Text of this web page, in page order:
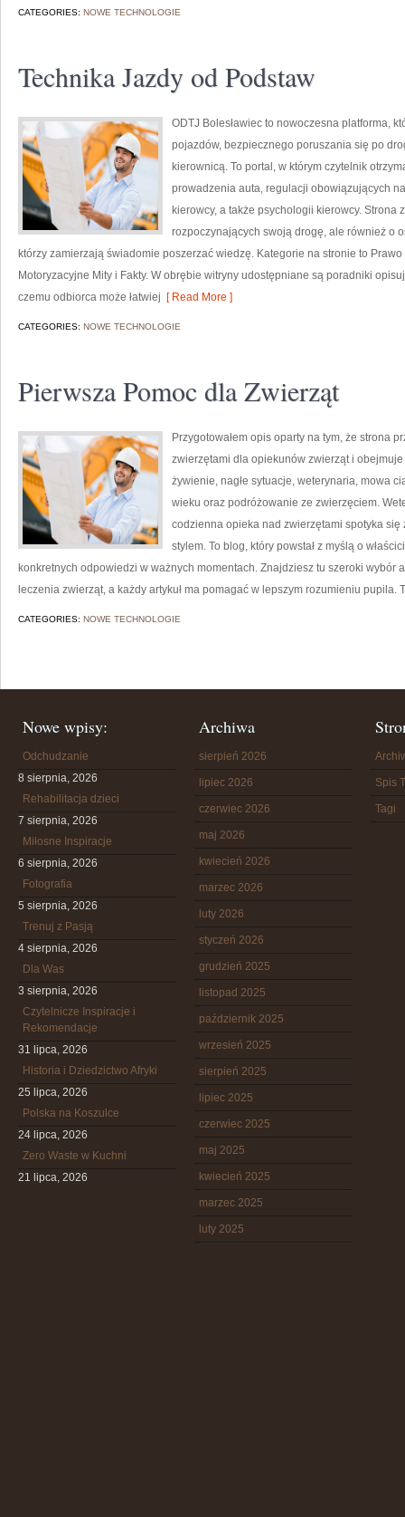
CATEGORIES: NOWE TECHNOLOGIE
Technika Jazdy od Podstaw
ODTJ Bolesławiec to nowoczesna platforma,
pojazdów, bezpiecznego poruszania się po
kierownicą. To portal, w którym czytelnik
prowadzenia auta, regulacji obowiązujących
kierowcy, a także psychologii kierowcy. Strona
rozpoczynających swoją drogę, ale również o
którzy zamierzają świadomie poszerzać wiedzę. Kategorie na stronie to
Motoryzacyjne Mity i Fakty. W obrębie witryny udostępniane są poradniki
czemu odbiorca może łatwiej [ Read More ]
CATEGORIES: NOWE TECHNOLOGIE
Pierwsza Pomoc dla Zwierząt
Przygotowałem opis oparty na tym, że strona
zwierzętami dla opiekunów zwierząt i
żywienie, nagłe sytuacje, weterynaria, mowa
wieku oraz podróżowanie ze zwierzęciem.
codzienna opieka nad zwierzętami spotyka
stylem. To blog, który powstał z myślą o
konkretnych odpowiedzi w ważnych momentach. Znajdziesz tu szeroki wybór
leczenia zwierząt, a każdy artykuł ma pomagać w lepszym rozumieniu pupila.
CATEGORIES: NOWE TECHNOLOGIE
Nowe wpisy:
Odchudzanie
8 sierpnia, 2026
Rehabilitacja dzieci
7 sierpnia, 2026
Miłosne Inspiracje
6 sierpnia, 2026
Fotografia
5 sierpnia, 2026
Trenuj z Pasją
4 sierpnia, 2026
Dla Was
3 sierpnia, 2026
Czytelnicze Inspiracje i
Rekomendacje
31 lipca, 2026
Historia i Dziedzictwo Afryki
25 lipca, 2026
Polska na Koszulce
24 lipca, 2026
Zero Waste w Kuchni
21 lipca, 2026
Archiwa
sierpień 2026
lipiec 2026
czerwiec 2026
maj 2026
kwiecień 2026
marzec 2026
luty 2026
styczeń 2026
grudzień 2025
listopad 2025
październik 2025
wrzesień 2025
sierpień 2025
lipiec 2025
czerwiec 2025
maj 2025
kwiecień 2025
marzec 2025
luty 2025
Spis
Tagi